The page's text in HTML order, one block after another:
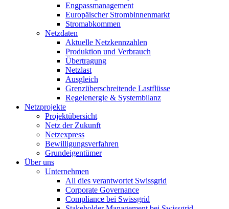
Engpassmanagement
Europäischer Strombinnenmarkt
Stromabkommen
Netzdaten
Aktuelle Netzkennzahlen
Produktion und Verbrauch
Übertragung
Netzlast
Ausgleich
Grenzüberschreitende Lastflüsse
Regelenergie & Systembilanz
Netzprojekte
Projektübersicht
Netz der Zukunft
Netzexpress
Bewilligungsverfahren
Grundeigentümer
Über uns
Unternehmen
All dies verantwortet Swissgrid
Corporate Governance
Compliance bei Swissgrid